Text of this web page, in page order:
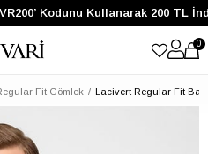
Kodunu Kullanarak 200 TL
0
Fit Gömlek Lacivert Regular Fit